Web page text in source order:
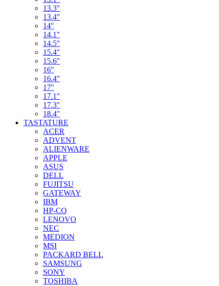
13.3"
13.4"
14"
14.1"
14.5"
15.4"
15.6"
16"
16.4"
17"
17.1"
17.3"
18.4"
TASTATURE
ACER
ADVENT
ALIENWARE
APPLE
ASUS
DELL
FUJITSU
GATEWAY
IBM
HP-CQ
LENOVO
NEC
MEDION
MSI
PACKARD BELL
SAMSUNG
SONY
TOSHIBA